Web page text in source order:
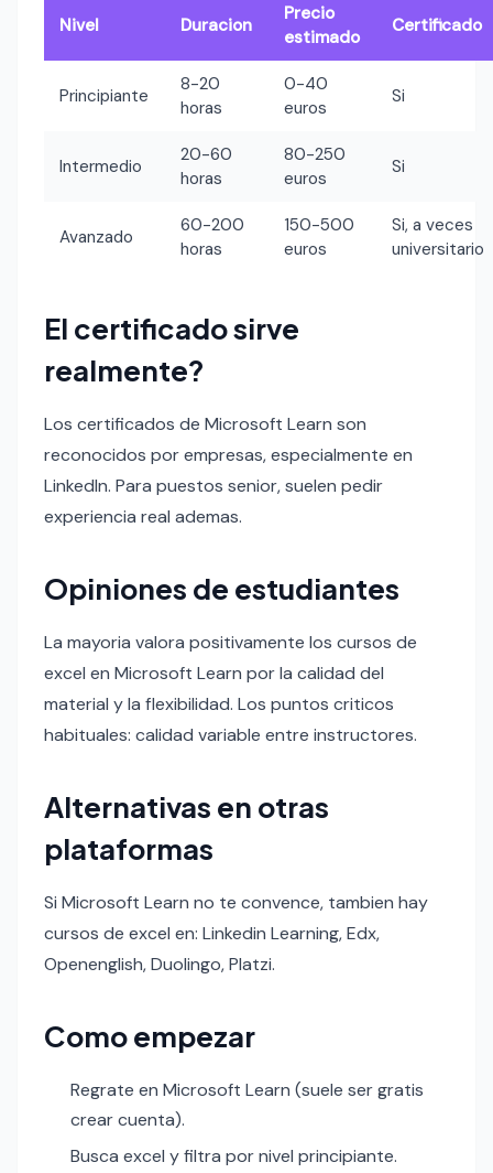
Nivel Duracion
Precio
estimado
Certificado
Principiante
8-20
horas
0-40
euros
Si
Intermedio
20-60
horas
80-250
euros
Si
Avanzado
60-200
horas
150-500
euros
Si, a veces
universitario
El certificado sirve
realmente?
Los certificados de Microsoft Learn son
reconocidos por empresas, especialmente en
LinkedIn. Para puestos senior, suelen pedir
experiencia real ademas.
Opiniones de estudiantes
La mayoria valora positivamente los cursos de
excel en Microsoft Learn por la calidad del
material y la flexibilidad. Los puntos criticos
habituales: calidad variable entre instructores.
Alternativas en otras
plataformas
Si Microsoft Learn no te convence, tambien hay
cursos de excel en: Linkedin Learning, Edx,
Openenglish, Duolingo, Platzi.
Como empezar
Regrate en Microsoft Learn (suele ser gratis
crear cuenta).
Busca excel y filtra por nivel principiante.